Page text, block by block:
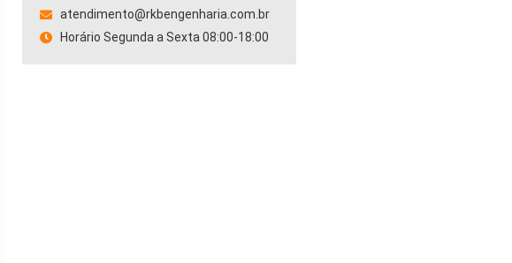
atendimento@rkbengenharia.com.br
Horário Segunda a Sexta 08:00-18:00